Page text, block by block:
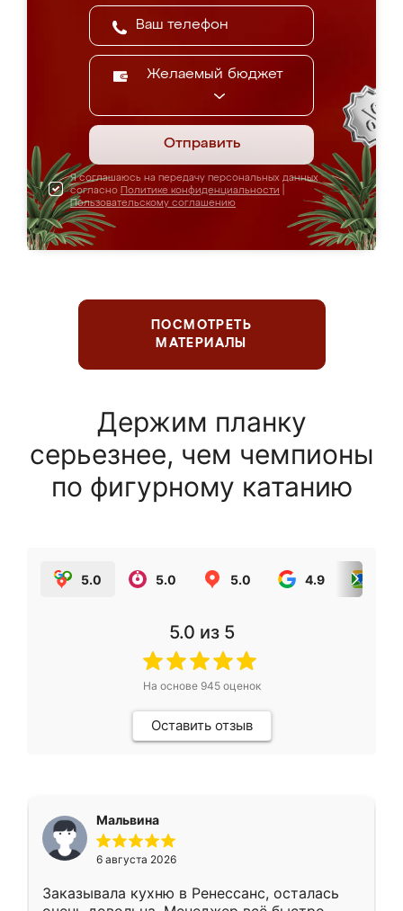
Желаемый бюджет
Отправить
Я соглашаюсь на передачу персональных данных
согласно Политике конфиденциальности
Пользовательскому соглашению
ПОСМОТРЕТЬ
МАТЕРИАЛЫ
Держим планку
серьезнее, чем чемпионы
по фигурному катанию
5.0 5.0 5.0 4.9
5.0 из 5
На основе 945оценок
Оставить отзыв
Мальвина
6 августа 2026
Заказывала кухню в Ренессанс, осталась